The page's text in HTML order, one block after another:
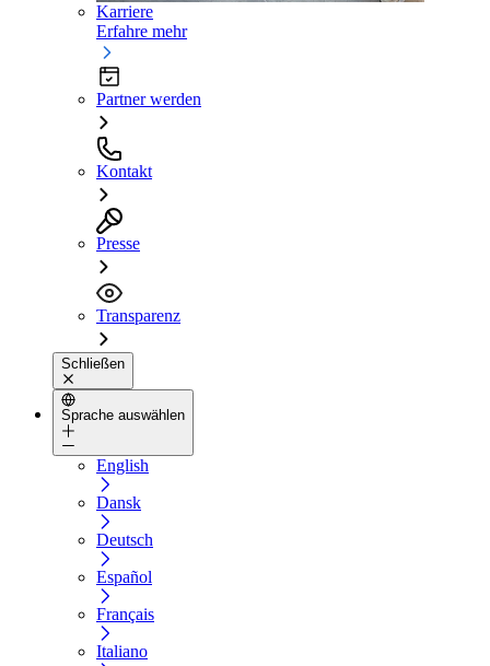
Karriere
Erfahre mehr
Partner werden
Kontakt
Presse
Transparenz
Schließen
Sprache auswählen
English
Dansk
Deutsch
Español
Français
Italiano